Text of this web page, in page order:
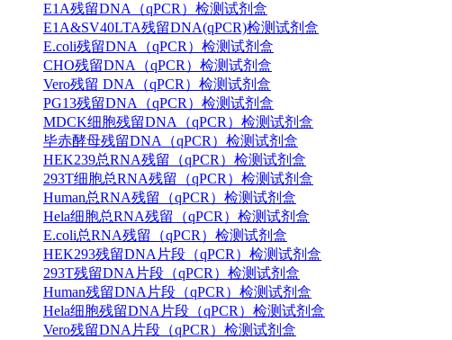
E1A残留DNA（qPCR）检测试剂盒
E1A&SV40LTA残留DNA(qPCR)检测试剂盒
E.coli残留DNA（qPCR）检测试剂盒
CHO残留DNA（qPCR）检测试剂盒
Vero残留 DNA（qPCR）检测试剂盒
PG13残留DNA（qPCR）检测试剂盒
MDCK细胞残留DNA（qPCR）检测试剂盒
毕赤酵母残留DNA（qPCR）检测试剂盒
HEK239总RNA残留（qPCR）检测试剂盒
293T细胞总RNA残留（qPCR）检测试剂盒
Human总RNA残留（qPCR）检测试剂盒
Hela细胞总RNA残留（qPCR）检测试剂盒
E.coli总RNA残留（qPCR）检测试剂盒
HEK293残留DNA片段（qPCR）检测试剂盒
293T残留DNA片段（qPCR）检测试剂盒
Human残留DNA片段（qPCR）检测试剂盒
Hela细胞残留DNA片段（qPCR）检测试剂盒
Vero残留DNA片段（qPCR）检测试剂盒